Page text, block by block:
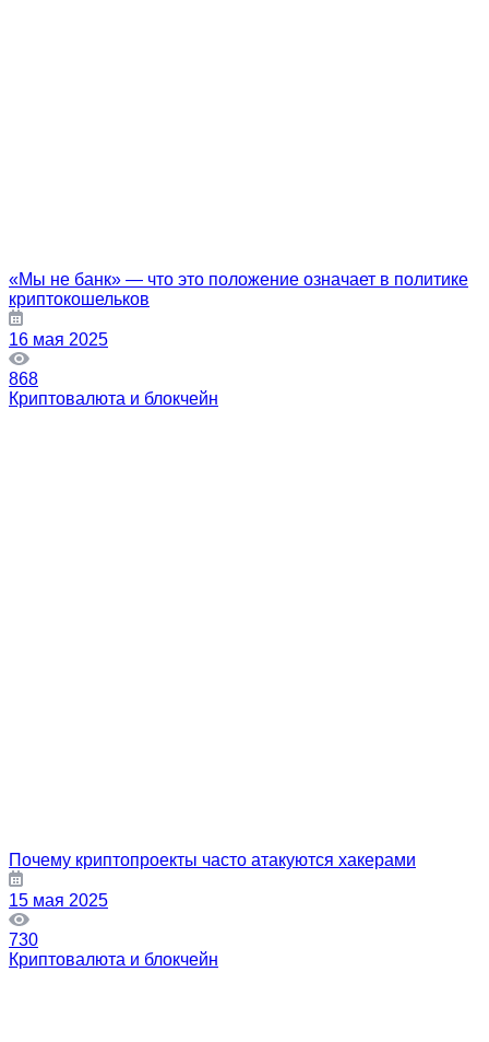
«Мы не банк» — что это положение означает в политике
криптокошельков
16 мая 2025
868
Криптовалюта и блокчейн
Почему криптопроекты часто атакуются хакерами
15 мая 2025
730
Криптовалюта и блокчейн